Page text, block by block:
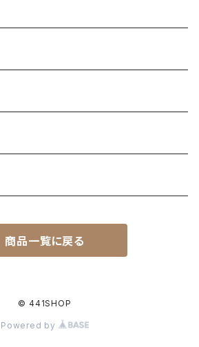
商品一覧に戻る
© 441SHOP
Powered by